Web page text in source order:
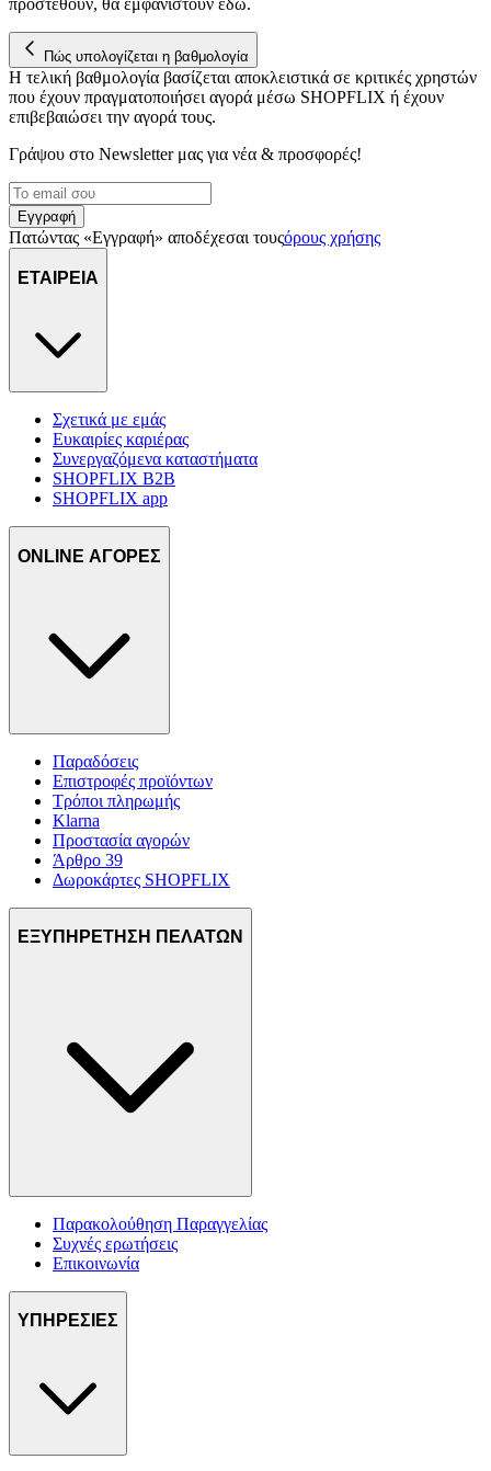
προστεθούν, θα εμφανιστούν εδώ.
Πώς υπολογίζεται η βαθμολογία
Η τελική βαθμολογία βασίζεται αποκλειστικά σε κριτικές χρηστών
που έχουν πραγματοποιήσει αγορά μέσω SHOPFLIX ή έχουν
επιβεβαιώσει την αγορά τους.
Γράψου στο Νewsletter μας για νέα & προσφορές!
Εγγραφή
Πατώντας «Εγγραφή» αποδέχεσαι τουςόρους χρήσης
ΕΤΑΙΡΕΙΑ
Σχετικά με εμάς
Ευκαιρίες καριέρας
Συνεργαζόμενα καταστήματα
SHOPFLIX B2B
SHOPFLIX app
ONLINE ΑΓΟΡΕΣ
Παραδόσεις
Επιστροφές προϊόντων
Τρόποι πληρωμής
Klarna
Προστασία αγορών
Άρθρο 39
Δωροκάρτες SHOPFLIX
ΕΞΥΠΗΡΕΤΗΣΗ ΠΕΛΑΤΩΝ
Παρακολούθηση Παραγγελίας
Συχνές ερωτήσεις
Επικοινωνία
ΥΠΗΡΕΣΙΕΣ